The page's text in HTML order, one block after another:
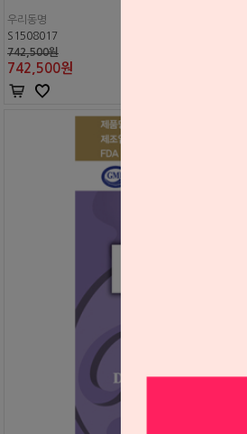
우리동명
S1508017
742,500원
742,500원